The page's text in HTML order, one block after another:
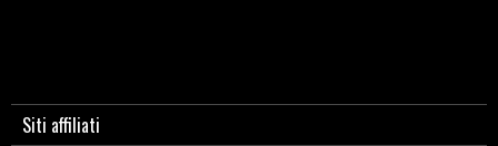
Siti affiliati